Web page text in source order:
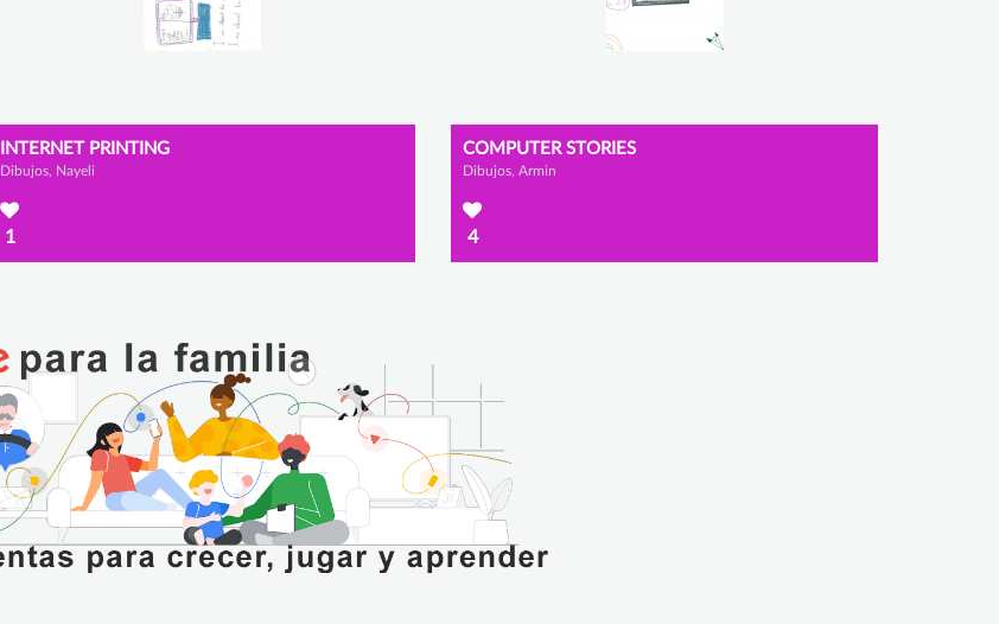
INTERNET PRINTING
Dibujos, Nayeli
1
COMPUTER STORIES
Dibujos, Armin
4